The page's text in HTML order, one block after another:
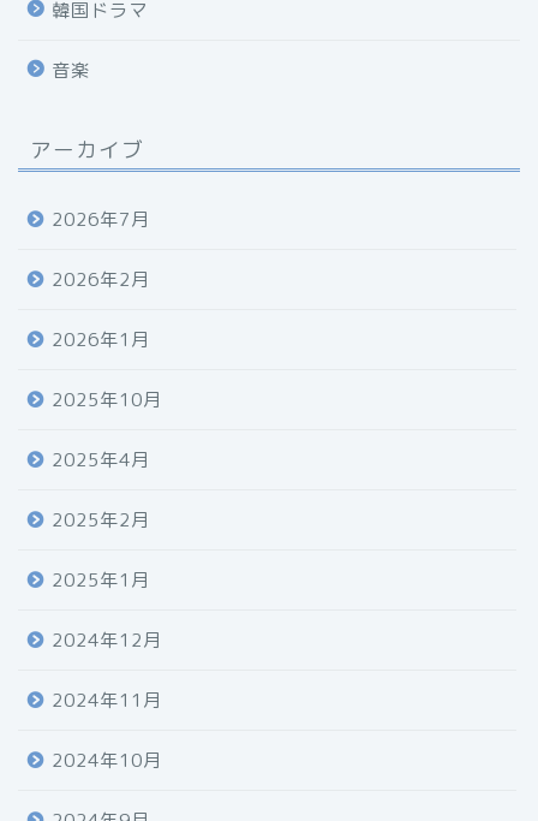
韓国ドラマ
音楽
アーカイブ
2026年7月
2026年2月
2026年1月
2025年10月
2025年4月
2025年2月
2025年1月
2024年12月
2024年11月
2024年10月